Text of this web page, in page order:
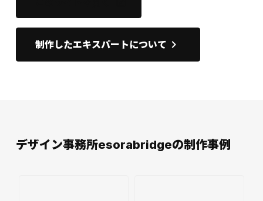
制作したエキスパートについて keyboard_arrow_right
デザイン事務所esorabridgeの制作事例